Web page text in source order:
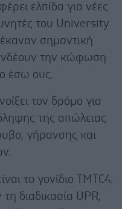
ελπίδα για νέες
του University
σημαντική
την κώφωση
έσω ους.
τον δρόμο για
της απώλειας
γήρανσης και
το γονίδιο TMTC4.
διαδικασία UPR,